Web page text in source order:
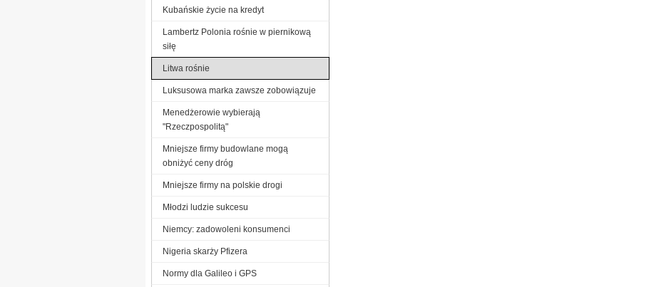
Kubańskie życie na kredyt
Lambertz Polonia rośnie w piernikową
siłę
Litwa rośnie
Luksusowa marka zawsze zobowiązuje
Menedżerowie wybierają
"Rzeczpospolitą"
Mniejsze firmy budowlane mogą
obniżyć ceny dróg
Mniejsze firmy na polskie drogi
Młodzi ludzie sukcesu
Niemcy: zadowoleni konsumenci
Nigeria skarży Pfizera
Normy dla Galileo i GPS